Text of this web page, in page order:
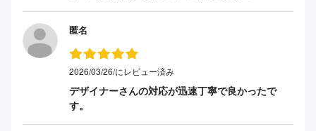
匿名
2026/03/26/にレビュー済み
デザイナーさんの対応が迅速丁寧で良かったで
す。